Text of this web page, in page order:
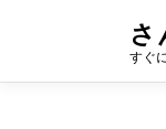
ン
さ
すぐ